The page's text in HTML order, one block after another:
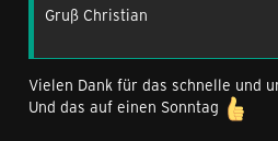
Gruß Christian
Vielen Dank für das schnelle und
Und das auf einen Sonntag